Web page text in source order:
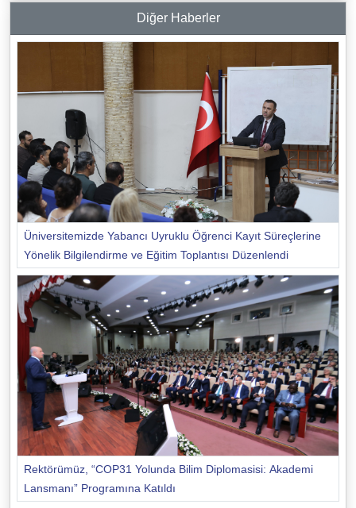
Diğer Haberler
Üniversitemizde Yabancı Uyruklu Öğrenci Kayıt Süreçlerine
Yönelik Bilgilendirme ve Eğitim Toplantısı Düzenlendi
Rektörümüz, “COP31 Yolunda Bilim Diplomasisi: Akademi
Lansmanı” Programına Katıldı